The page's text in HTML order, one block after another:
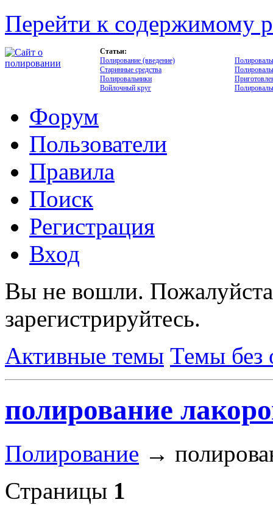
Перейти к содержимому
Статьи:
Полирование (введение)
Старинные средства
Полировальники
Войлочный круг
Форум
Пользователи
Правила
Поиск
Регистрация
Вход
Вы не вошли.
зарегистрируйтесь.
Активные темы Темы без
полирование
Полирование →
Страницы 1